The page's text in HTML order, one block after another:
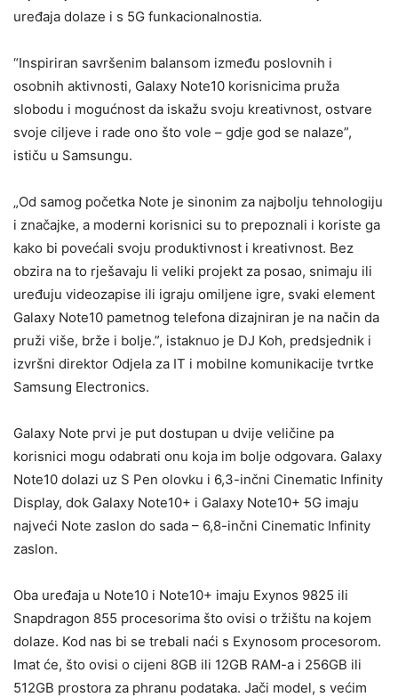
uređaja dolaze i s 5G funkacionalnostia.
“Inspiriran savršenim balansom između poslovnih i
osobnih aktivnosti, Galaxy Note10 korisnicima pruža
slobodu i mogućnost da iskažu svoju kreativnost, ostvare
svoje ciljeve i rade ono što vole – gdje god se nalaze”,
ističu u Samsungu.
„Od samog početka Note je sinonim za najbolju tehnologiju
i značajke, a moderni korisnici su to prepoznali i koriste ga
kako bi povećali svoju produktivnost i kreativnost. Bez
obzira na to rješavaju li veliki projekt za posao, snimaju ili
uređuju videozapise ili igraju omiljene igre, svaki element
Galaxy Note10 pametnog telefona dizajniran je na način da
pruži više, brže i bolje.”, istaknuo je DJ Koh, predsjednik i
izvršni direktor Odjela za IT i mobilne komunikacije tvrtke
Samsung Electronics.
Galaxy Note prvi je put dostupan u dvije veličine pa
korisnici mogu odabrati onu koja im bolje odgovara. Galaxy
Note10 dolazi uz S Pen olovku i 6,3-inčni Cinematic Infinity
Display, dok Galaxy Note10+ i Galaxy Note10+ 5G imaju
najveći Note zaslon do sada – 6,8-inčni Cinematic Infinity
zaslon.
Oba uređaja u Note10 i Note10+ imaju Exynos 9825 ili
Snapdragon 855 procesorima što ovisi o tržištu na kojem
dolaze. Kod nas bi se trebali naći s Exynosom procesorom.
Imat će, što ovisi o cijeni 8GB ili 12GB RAM-a i 256GB ili
512GB prostora za phranu podataka. Jači model, s većim